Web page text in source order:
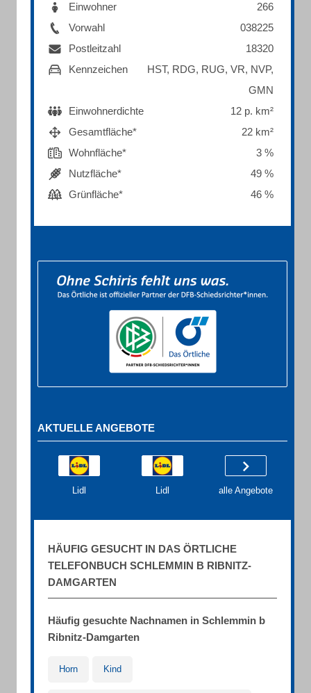
Einwohner
266
Vorwahl
038225
Postleitzahl
18320
Kennzeichen
HST, RDG, RUG, VR, NVP,
GMN
Einwohnerdichte
12 p. km²
Gesamtfläche*
22 km²
Wohnfläche*
3 %
Nutzfläche*
49 %
Grünfläche*
46 %
AKTUELLE ANGEBOTE
Lidl Lidl alle Angebote
HÄUFIG GESUCHT IN DAS ÖRTLICHE
TELEFONBUCH SCHLEMMIN B RIBNITZ-
DAMGARTEN
Häufig gesuchte Nachnamen in Schlemmin b
Ribnitz-Damgarten
Horn Kind